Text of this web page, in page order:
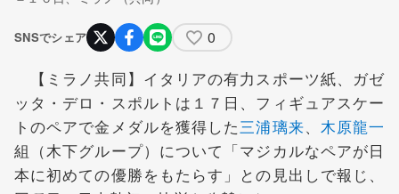
SNSでシェア 0
【ミラノ共同】イタリアの有力スポーツ紙、ガゼ
ッタ・デロ・スポルトは１７日、フィギュアスケー
トのペアで金メダルを獲得した三浦璃来、 木原龍一
組（木下グループ）について「マジカルなペアが日
本に初めての優勝をもたらす」との見出しで報じ、